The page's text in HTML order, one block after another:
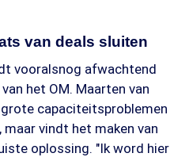
van deals sluiten
vooralsnog afwachtend
het OM. Maarten van
capaciteitsproblemen
vindt het maken van
oplossing. "Ik word hier